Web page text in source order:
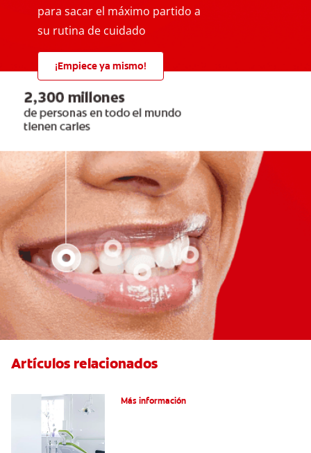
para sacar el máximo partido a
su rutina de cuidado
¡Empiece ya mismo!
Artículos relacionados
Más información